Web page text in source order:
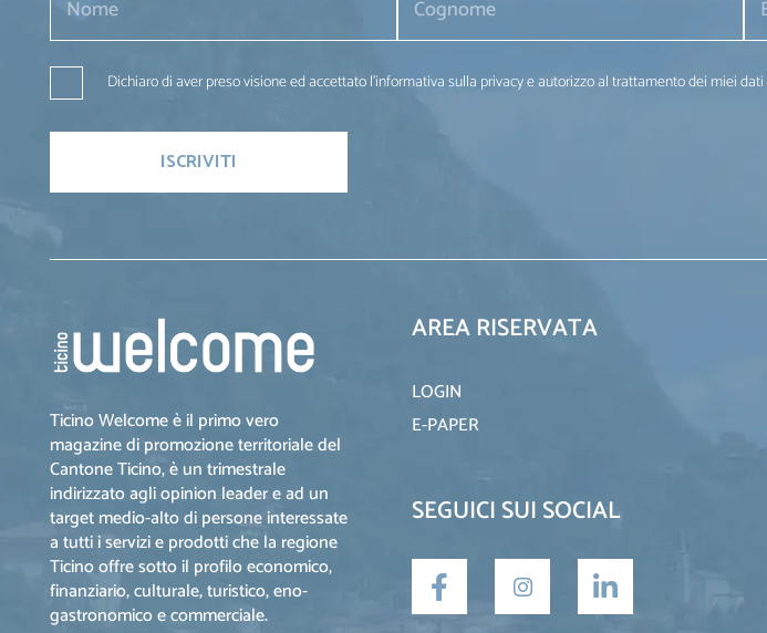
Dichiaro di aver preso visione ed accettato l'informativa sulla privacy e autorizzo al trattamento dei miei
Ticino Welcome è il primo vero
magazine di promozione territoriale del
Cantone Ticino, è un trimestrale
indirizzato agli opinion leader e ad un
target medio-alto di persone interessate
a tutti i servizi e prodotti che la regione
Ticino offre sotto il profilo economico,
finanziario, culturale, turistico, eno-
gastronomico e commerciale.
AREA RISERVATA
LOGIN
E-PAPER
SEGUICI SUI SOCIAL